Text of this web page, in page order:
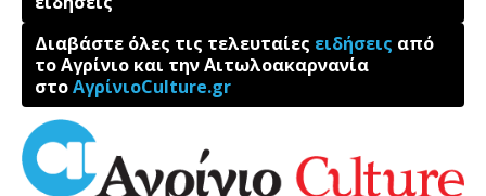
Διαβάστε όλες τις τελευταίες ειδήσεις από
το Αγρίνιο και την Αιτωλοακαρνανία
στοΑγρίνιοCulture.gr